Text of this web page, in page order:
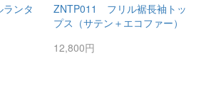
ンタ
ZNTP011 フリル裾長袖トッ
プス（サテン＋エコファー）
12,800円